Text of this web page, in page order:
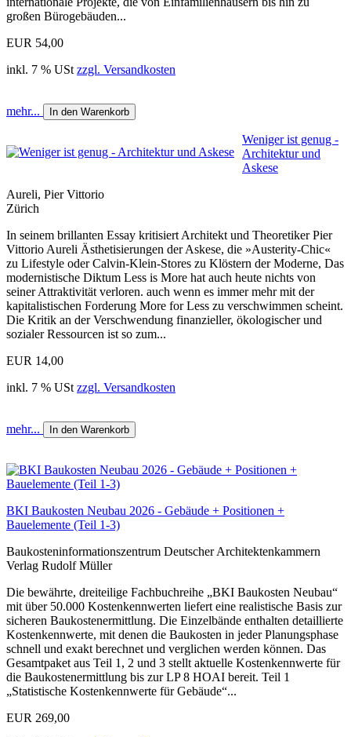
großen Bürogebäuden...
EUR 54,00
inkl. 7 % USt zzgl. Versandkosten
mehr... In den Warenkorb
Weniger ist genug -
Architektur und
Askese
Aureli, Pier Vittorio
Zürich
In seinem brillanten Essay kritisiert Architekt und Theoretiker Pier
Vittorio Aureli Ästhetisierungen der Askese, die »Austerity-Chic«
zu Lifestyle oder Calvin-Klein-Stores zu ­Klöstern der Moderne, Das
modernistische Diktum Less is More hat auch heute nichts von
seiner Attraktivität verloren. auch wenn es immer mehr mit der
kapitalistischen Forderung More for Less zu verschwimmen scheint.
Die Kritik an der Verschwendung finanzieller, ökologischer und
sozialer Ressourcen ist so zum...
EUR 14,00
inkl. 7 % USt zzgl. Versandkosten
mehr... In den Warenkorb
BKI Baukosten Neubau 2026 - Gebäude + Positionen +
Bauelemente (Teil 1-3)
Baukosteninformationszentrum Deutscher Architektenkammern
Verlag Rudolf Müller
Die bewährte, dreiteilige Fachbuchreihe „BKI Baukosten Neubau“
mit über 50.000 Kostenkennwerten liefert eine realistische Basis zur
sicheren Baukostenermittlung. Die Einzelbände enthalten detaillierte
Kostenkennwerte, mit denen die Baukosten in jeder Planungsphase
schnell und exakt berechnet und verglichen werden können. Das
Gesamtpaket aus Teil 1, 2 und 3 stellt aktuelle Kostenkennwerte für
die Baukostenermittlung bis zur LP 8 HOAI bereit. Teil 1
„Statistische Kostenkennwerte für Gebäude“...
EUR 269,00